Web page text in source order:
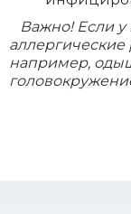
Важно! Если у
аллергические
например,